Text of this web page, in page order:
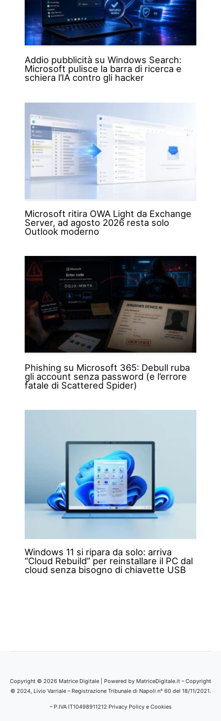
Addio pubblicità su Windows Search:
Microsoft pulisce la barra di ricerca e
schiera l’IA contro gli hacker
Microsoft ritira OWA Light da Exchange
Server, ad agosto 2026 resta solo
Outlook moderno
Phishing su Microsoft 365: Debull ruba
gli account senza password (e l’errore
fatale di Scattered Spider)
Windows 11 si ripara da solo: arriva
“Cloud Rebuild” per reinstallare il PC dal
cloud senza bisogno di chiavette USB
Copyright © 2026 Matrice Digitale | Powered by MatriceDigitale.it – Copyright
© 2024, Livio Varriale – Registrazione Tribunale di Napoli n° 60 del 18/11/2021.
– P.IVA IT10498911212 Privacy Policy e Cookies